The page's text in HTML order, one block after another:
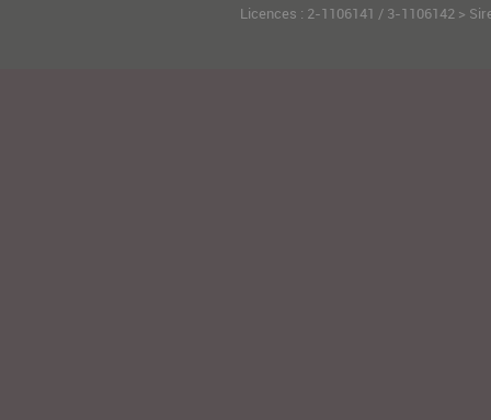
Licences : 2-1106141 / 3-1106142 >